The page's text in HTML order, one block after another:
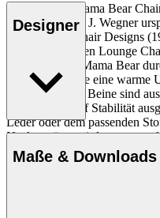
Liebevoll als Mama Bear
Chair von Hans J. Wegner
seines CH71 Chair Designs
oft schwerfälligen Lounge
Silhouette von Mama Bear
definiert, die wie eine warme
Armlehnen und Beine sind
gefertigt und auf Stabilität
Leder oder dem passenden
Nackenstütze wird separat
Entdecke mehr
Designer
Der dänische Möbeldesigner
einer der kreativsten,
Zeiten und ist für seine
Geschick und seinen
Wegner entwarf in seinem
der Meister des Stuhls
Maße & Downloads